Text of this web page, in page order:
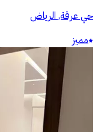
حي عرقة, الرياض
مميز